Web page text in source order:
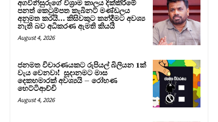
අගවිනිසුරුගේ විශ්‍රාම කාලය දික්කිරීමේ
පනත් කෙටුම්පත කැබිනට් මණ්ඩලය
අනුමත කරයි… කිසිවකුට කන්දීමට අවශ්‍ය
නැති බව අධිකරණ ඇමති කියයි
August 4, 2026
ජනමත විචාරණයකට රුපියල් බිලියන 1ක්
වැය වෙනවා! සූදානමට මාස
දෙකහමාරක් අවශ්‍යයි – රෝහණ
හෙට්ටිආච්චි
August 4, 2026